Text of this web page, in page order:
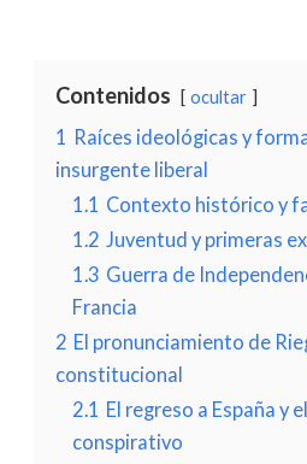
Contenidos ocultar
1 Raíces ideológicas y
insurgente liberal
1.1 Contexto histórico y
1.2 Juventud y primeras
1.3 Guerra de
Francia
2 El pronunciamiento de
constitucional
2.1 El regreso a España y
conspirativo